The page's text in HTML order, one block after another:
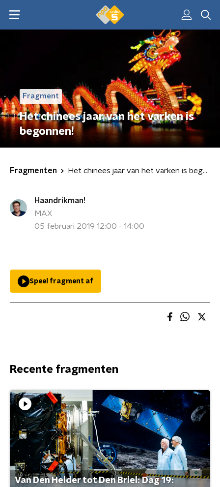
Fragment
Het chinees jaar van het varken is
begonnen!
Fragmenten Het chinees jaar van het varken is begonnen!
Haandrikman!
MAX
05 februari 2019 12:00 - 14:00
Speel fragment af
Recente fragmenten
Van Den Helder tot Den Briel: Dag 19: